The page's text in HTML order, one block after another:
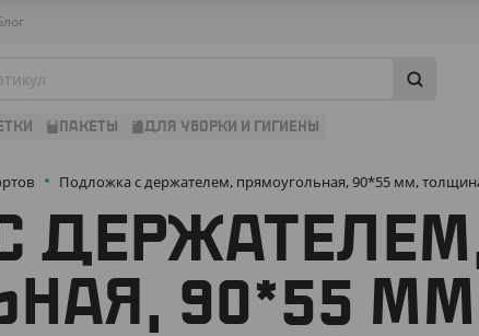
ПАКЕТЫ ДЛЯ УБОРКИ И ГИГИЕНЫ
Подложка с держателем, прямоугольная, 90*55 мм,
90*55